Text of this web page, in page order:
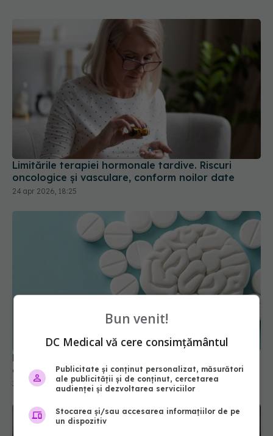
Limitările terapiei hormonale tardive. Riscuri
oncologice și vasculare, conform noilor date
24 apr 2026, 18:25
De ce aspirina nu funcționează în toate tipurile
de AVC
30 mai 2026, 12:13
Bun venit!
DC Medical vă cere consimțământul
Publicitate și conținut personalizat, măsurători
ale publicității și de conținut, cercetarea
audienței și dezvoltarea serviciilor
Stocarea și/sau accesarea informațiilor de pe
un dispozitiv